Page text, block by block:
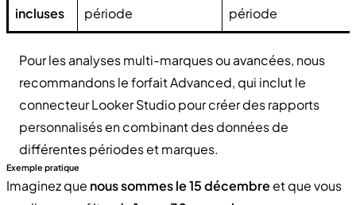
incluses
période
période
Pour les analyses multi-marques ou avancées, nous
recommandons le forfait Advanced, qui inclut le
connecteur Looker Studio pour créer des rapports
personnalisés en combinant des données de
différentes périodes et marques.
Exemple pratique
Imaginez que nous sommes le 15 décembreet que vous